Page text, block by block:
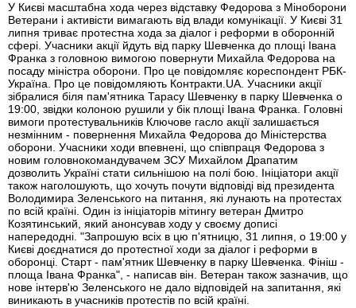
У Києві масштабна хода через відставку Федорова з Міноборони
Ветерани і активісти вимагають від влади комунікації. У Києві 31
липня триває протестна хода за діалог і реформи в оборонній
сфері. Учасники акції йдуть від парку Шевченка до площі Івана
Франка з головною вимогою повернути Михайла Федорова на
посаду міністра оборони. Про це повідомляє кореспондент РБК-
Україна. Про це повідомляють Контракти.UA. Учасники акції
зібралися біля пам'ятника Тарасу Шевченку в парку Шевченка о
19:00, звідки колоною рушили у бік площі Івана Франка. Головні
вимоги протестувальників Ключове гасло акції залишається
незмінним - повернення Михайла Федорова до Міністерства
оборони. Учасники ходи впевнені, що співпраця Федорова з
новим головнокомандувачем ЗСУ Михайлом Драпатим
дозволить Україні стати сильнішою на полі бою. Ініціатори акції
також наголошують, що хочуть почути відповіді від президента
Володимира Зеленського на питання, які лунають на протестах
по всій країні. Один із ініціаторів мітингу ветеран Дмитро
Козятинський, який анонсував ходу у своєму дописі
напередодні. "Запрошую всіх в цю п'ятницю, 31 липня, о 19:00 у
Києві доєднатися до протестної ходи за діалог і реформи в
оборонці. Старт - пам'ятник Шевченку в парку Шевченка. Фініш -
площа Івана Франка", - написав він. Ветеран також зазначив, що
нове інтерв'ю Зеленського не дало відповідей на запитання, які
виникають в учасників протестів по всій країні.